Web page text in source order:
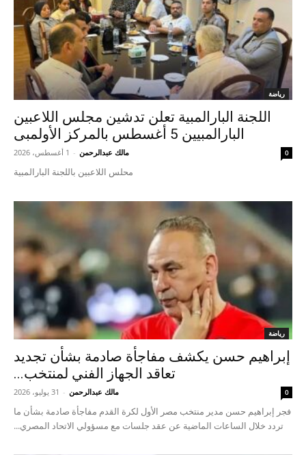
رياضة
اللجنة البارالمبية تعلن تدشين مجلس اللاعبين
البارالمبيين 5 أغسطس بالمركز الأولمبى
مالك عبدالرحمن - 1 أغسطس، 2026 0
محلس اللاعبين باللجنة البارالمبية
رياضة
إبراهيم حسن يكشف مفاجأة صادمة بشأن تجديد
تعاقد الجهاز الفني لمنتخب...
مالك عبدالرحمن - 31 يوليو، 2026 0
فجر إبراهيم حسن مدير منتخب مصر الأول لكرة القدم مفاجأة صادمة بشأن ما
تردد خلال الساعات الماضية عن عقد جلسات مع مسؤولي الاتحاد المصري...